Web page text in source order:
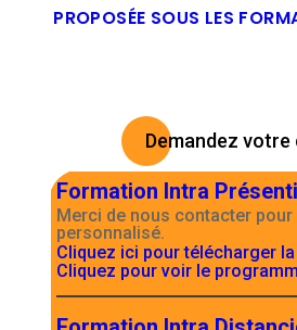
PROPOSÉE SOUS LES
Demandez votre
Formation Intra
Merci de nous contacter pour
personnalisé.
Cliquez ici pour télécharger la
Cliquez pour voir le